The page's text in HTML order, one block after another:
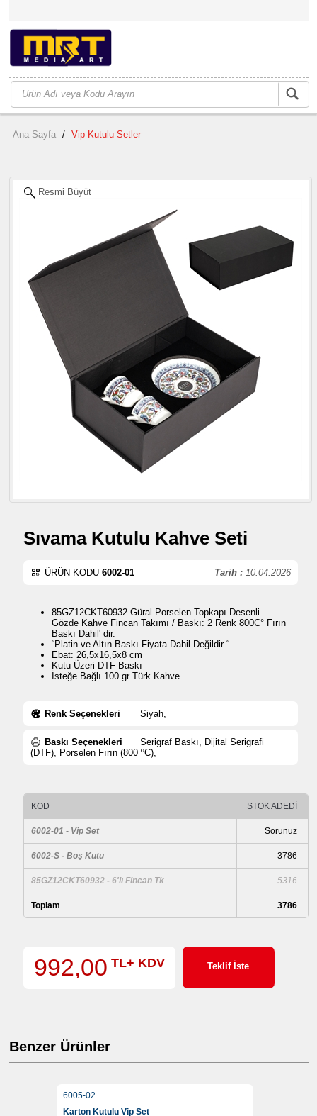
Ana Sayfa / Vip Kutulu Setler
Resmi Büyüt
Sıvama Kutulu Kahve Seti
Tarih : 10.04.2026
ÜRÜN KODU 6002-01
85GZ12CKT60932 Güral Porselen Topkapı Desenli
Gözde Kahve Fincan Takımı / Baskı: 2 Renk 800C° Fırın
Baskı Dahil' dir.
“Platin ve Altın Baskı Fiyata Dahil Değildir “
Ebat: 26,5x16,5x8 cm
Kutu Üzeri DTF Baskı
İsteğe Bağlı 100 gr Türk Kahve
Renk Seçenekleri Siyah,
Baskı Seçenekleri
Serigraf Baskı, Dijital Serigrafi
(DTF), Porselen Fırın (800 ºC),
KOD STOK ADEDİ
6002-01 - Vip Set Sorunuz
6002-S - Boş Kutu 3786
85GZ12CKT60932 - 6'lı Fincan Tk 5316
Toplam 3786
992,00 TL+ KDV Teklif İste
Benzer Ürünler
6005-02
Karton Kutulu Vip Set